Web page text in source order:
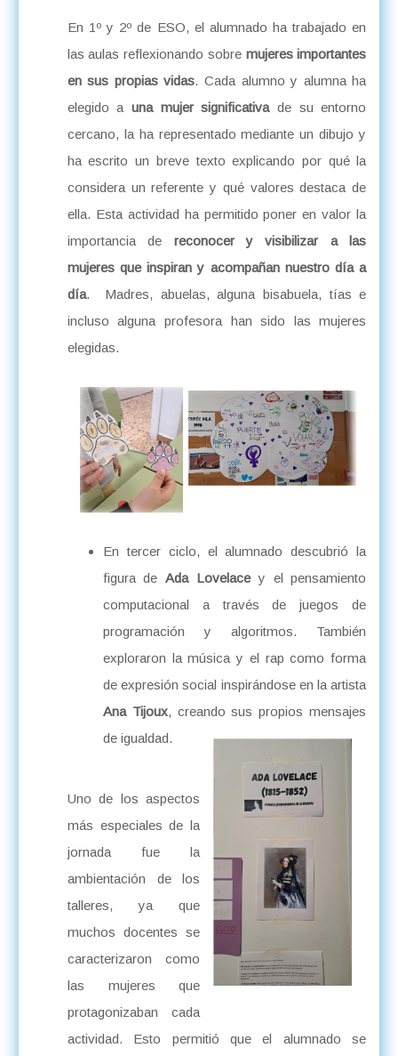
En 1º y 2º de ESO, el alumnado ha trabajado en
las aulas reflexionando sobre mujeres importantes
en sus propias vidas. Cada alumno y alumna ha
elegido auna mujer significativade su entorno
cercano, la ha representado mediante un dibujo y
ha escrito un breve texto explicando por qué la
considera un referente y qué valores destaca de
ella. Esta actividad ha permitido poner en valor la
importancia de reconocer y visibilizar a las
mujeres que inspiran y acompañan nuestro día a
día. Madres, abuelas, alguna bisabuela, tías e
incluso alguna profesora han sido las mujeres
elegidas.
En tercer ciclo, el alumnado descubrió la
figura deAda Lovelacey el pensamiento
computacional a través de juegos de
programación y algoritmos. También
exploraron la música y el rap como forma
de expresión social inspirándose en la artista
Ana Tijoux, creando sus propios mensajes
de igualdad.
Uno de los aspectos
más especiales de la
jornada fue la
ambientación de los
talleres, ya que
muchos docentes se
caracterizaron como
las mujeres que
protagonizaban cada
actividad. Esto permitió que el alumnado se